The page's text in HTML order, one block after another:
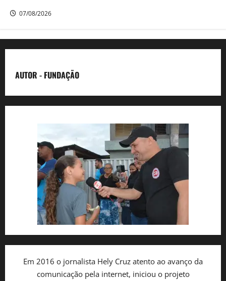
07/08/2026
AUTOR - FUNDAÇÃO
Em 2016 o jornalista Hely Cruz atento ao avanço da
comunicação pela internet, iniciou o projeto